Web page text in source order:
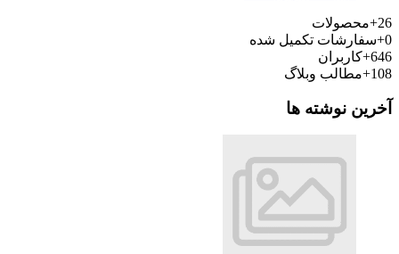
26+
محصولات
0+ سفارشات تکمیل شده
646+ کاربران
108+
مطالب وبلاگ
آخرین نوشته ها